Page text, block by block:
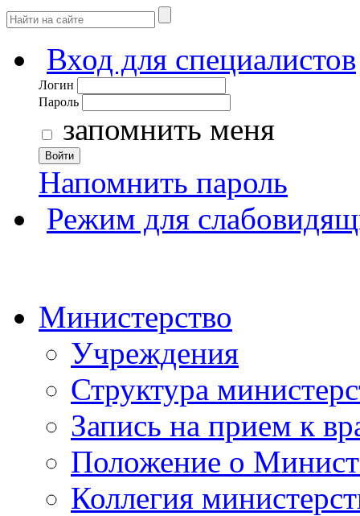
Вход для специалистов
Логин
Пароль
запомнить меня
Войти
Напомнить пароль
Режим для
Министерство
Учреждения
Структура
Запись на прием к
Положение о
Коллегия